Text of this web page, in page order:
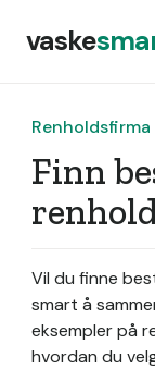
vaske
Renholdsfirma
Finn
Vil du finne
smart å
eksempler på
hvordan du